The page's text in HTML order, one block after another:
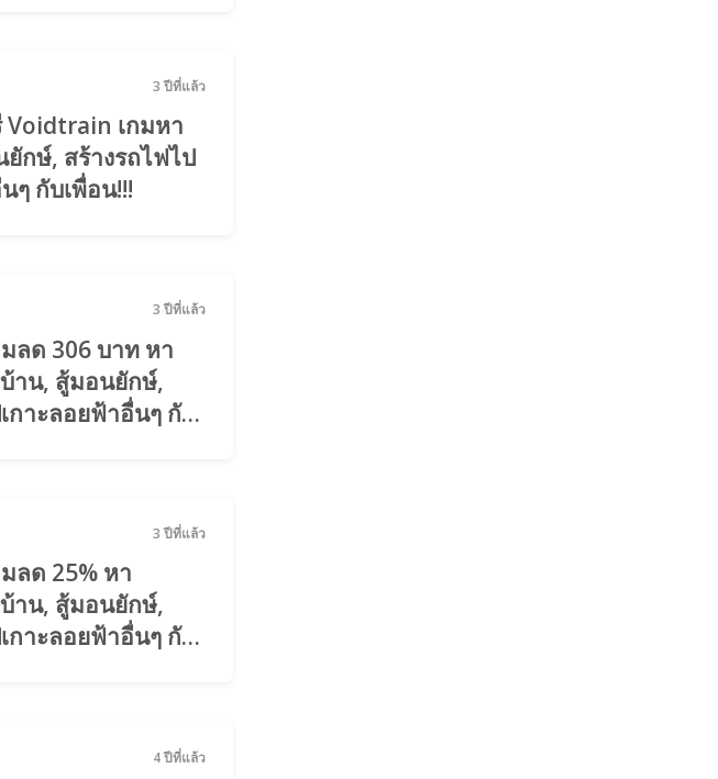
3 ปีที่แล้ว
Voidtrain เกมหา
กษ์, สร้างรถไฟไป
ๆ กับเพื่อน!!!
3 ปีที่แล้ว
ลด 306 บาท หา
าน, สู้มอนยักษ์,
กาะลอยฟ้าอื่นๆ กับ
3 ปีที่แล้ว
ลด 25% หา
าน, สู้มอนยักษ์,
กาะลอยฟ้าอื่นๆ กับ
4 ปีที่แล้ว